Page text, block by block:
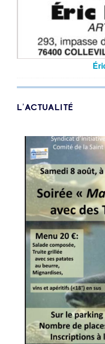
L’ACTUALITÉ